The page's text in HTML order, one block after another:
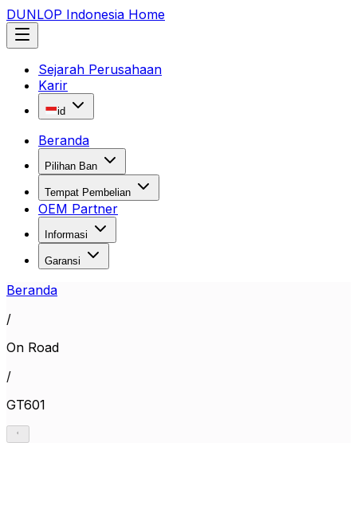
DUNLOP Indonesia Home
Sejarah Perusahaan
Karir
id
Beranda
Pilihan Ban
Tempat Pembelian
OEM Partner
Informasi
Garansi
Beranda
/
On Road
/
GT601